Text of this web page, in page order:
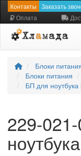
Контакты Заказать
Оплата
Блоки
Блоки питания
БП для
229-